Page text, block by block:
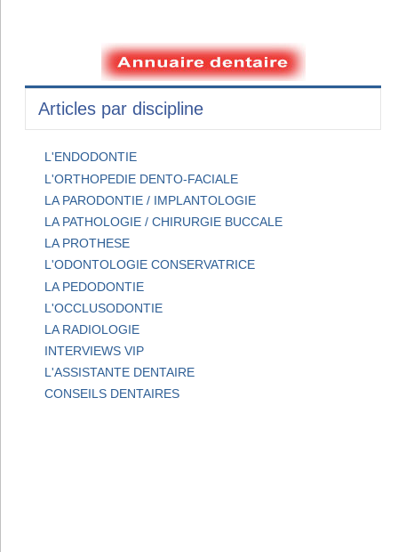
Articles par discipline
L'ENDODONTIE
L'ORTHOPEDIE DENTO-FACIALE
LA PARODONTIE / IMPLANTOLOGIE
LA PATHOLOGIE / CHIRURGIE BUCCALE
LA PROTHESE
L'ODONTOLOGIE CONSERVATRICE
LA PEDODONTIE
L'OCCLUSODONTIE
LA RADIOLOGIE
INTERVIEWS VIP
L'ASSISTANTE DENTAIRE
CONSEILS DENTAIRES